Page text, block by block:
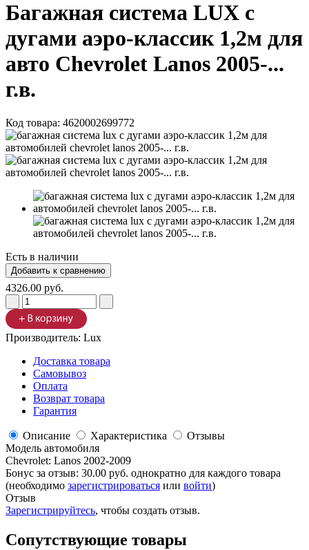
Багажная система LUX с
дугами аэро-классик 1,2м для
авто Chevrolet Lanos 2005-...
г.в.
Код товара: 4620002699772
Есть в наличии
4326.00 руб.
Производитель: Lux
Доставка товара
Самовывоз
Оплата
Возврат товара
Гарантия
Описание Характеристика
Отзывы
Модель автомобиля
Chevrolet: Lanos 2002-2009
Бонус за отзыв: 30.00 руб. однократно для каждого товара
(необходимо зарегистрироваться или войти)
Отзыв
Зарегистрируйтесь, чтобы создать отзыв.
Сопутствующие товары